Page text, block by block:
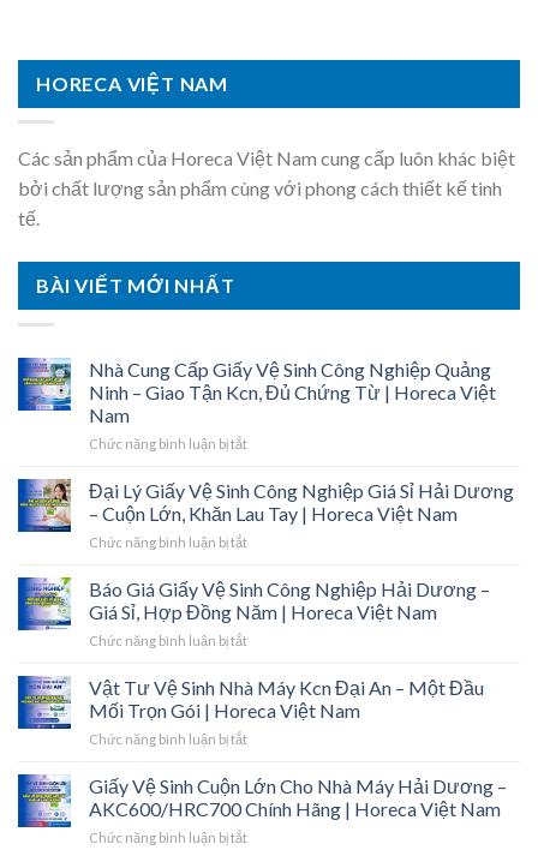
HORECA VIỆT NAM
Các sản phẩm của Horeca Việt Nam cung cấp luôn khác biệt
bởi chất lượng sản phẩm cùng với phong cách thiết kế tinh
tế.
BÀI VIẾT MỚI NHẤT
Nhà Cung Cấp Giấy Vệ Sinh Công Nghiệp Quảng
Ninh – Giao Tận Kcn, Đủ Chứng Từ | Horeca Việt
Nam
Chức năng bình luận bị tắtở
Cung
Cấp
Giấy
Vệ
Công
Nghiệp
Quảng
Ninh
Giao
Tận
Đủ
Từ
|
Đại Lý Giấy Vệ Sinh Công Nghiệp Giá Sỉ Hải Dương
– Cuộn Lớn, Khăn Lau Tay | Horeca Việt Nam
Chức năng bình luận bị tắtở
Lý
Giấy
Vệ
Sinh
Nghiệp
Hải
–
Cuộn
Khăn
Báo Giá Giấy Vệ Sinh Công Nghiệp Hải Dương –
Giá Sỉ, Hợp Đồng Năm | Horeca Việt Nam
Chức năng bình luận bị tắtở
Giá
Giấy
Vệ
Sinh
Nghiệp
Hải
–
Vật Tư Vệ Sinh Nhà Máy Kcn Đại An – Một Đầu
Mối Trọn Gói | Horeca Việt Nam
Chức năng bình luận bị tắtở
Tư
Vệ
Sinh
Nhà
Giấy Vệ Sinh Cuộn Lớn Cho Nhà Máy Hải Dương –
AKC600/HRC700 Chính Hãng | Horeca Việt Nam
Chức năng bình luận bị tắtở